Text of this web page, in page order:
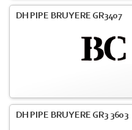
DH PIPE BRUYERE GR3407
DH PIPE BRUYERE GR3 3603